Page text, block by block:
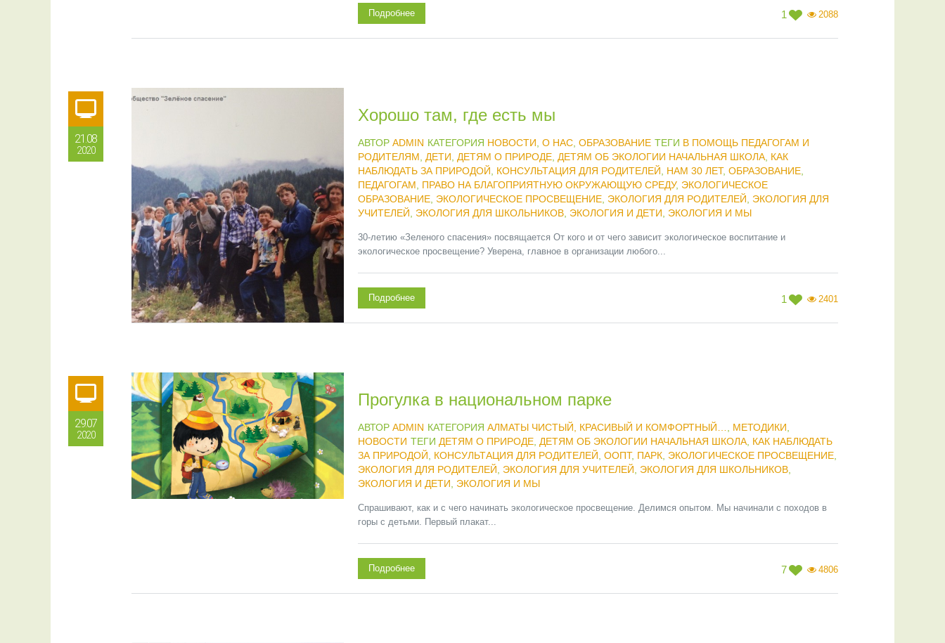
1 2088
Подробнее
21.08
2020
Хорошо там, где есть мы
АВТОР ADMIN КАТЕГОРИЯ НОВОСТИ О НАС, ОБРАЗОВАНИЕ ТЕГИ В ПОМОЩЬ ПЕДАГОГАМ И
РОДИТЕЛЯМ
ДЕТИ ДЕТЯМ О ПРИРОДЕ, ДЕТЯМ ОБ ЭКОЛОГИИ НАЧАЛЬНАЯ ШКОЛА, КАК
НАБЛЮДАТЬ ЗА ПРИРОДОЙ
КОНСУЛЬТАЦИЯ ДЛЯ РОДИТЕЛЕЙ НАМ 30 ЛЕТ, ОБРАЗОВАНИЕ,
ПЕДАГОГАМ
ПРАВО НА БЛАГОПРИЯТНУЮ ОКРУЖАЮЩУЮ СРЕДУ, ЭКОЛОГИЧЕСКОЕ
ОБРАЗОВАНИЕ, ЭКОЛОГИЧЕСКОЕ ПРОСВЕЩЕНИЕ, ЭКОЛОГИЯ ДЛЯ РОДИТЕЛЕЙ
ЭКОЛОГИЯ ДЛЯ
УЧИТЕЛЕЙ
ЭКОЛОГИЯ ДЛЯ ШКОЛЬНИКОВ, ЭКОЛОГИЯ И ДЕТИ ЭКОЛОГИЯ И МЫ
30-летию «Зеленого спасения» посвящается От кого и от чего зависит экологическое воспитание и
экологическое просвещение? Уверена, главное в организации любого...
1 2401
Подробнее
29.07
2020
Прогулка в национальном парке
АВТОР ADMIN КАТЕГОРИЯ АЛМАТЫ ЧИСТЫЙ, КРАСИВЫЙ И КОМФОРТНЫЙ… МЕТОДИКИ
НОВОСТИ ТЕГИ ДЕТЯМ О ПРИРОДЕ, ДЕТЯМ ОБ ЭКОЛОГИИ НАЧАЛЬНАЯ ШКОЛА, КАК НАБЛЮДАТЬ
ЗА ПРИРОДОЙ
КОНСУЛЬТАЦИЯ ДЛЯ РОДИТЕЛЕЙ ООПТ, ПАРК, ЭКОЛОГИЧЕСКОЕ ПРОСВЕЩЕНИЕ,
ЭКОЛОГИЯ ДЛЯ РОДИТЕЛЕЙ
ЭКОЛОГИЯ ДЛЯ УЧИТЕЛЕЙ ЭКОЛОГИЯ ДЛЯ ШКОЛЬНИКОВ,
ЭКОЛОГИЯ И ДЕТИ
ЭКОЛОГИЯ И МЫ
Спрашивают, как и с чего начинать экологическое просвещение. Делимся опытом. Мы начинали с походов в
горы с детьми. Первый плакат...
7 4806
Подробнее